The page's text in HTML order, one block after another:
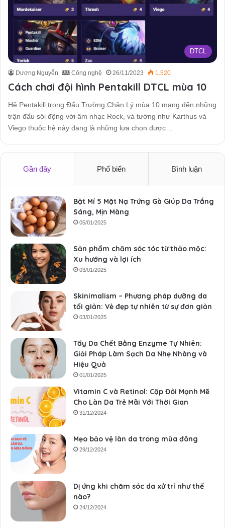
DTCL
Dương Nguyễn Công nghệ 26/11/2023 1.520
Cách chơi đội hình Pentakill DTCL mùa 10
Hệ Pentakill trong Đấu Trường Chân Lý mùa 10 mang đến những
trận đấu sôi động với âm nhạc Rock, và tướng như Karthus và
Viego thuộc hệ này đang là những lựa chọn được…
Gần đây Phổ biến Bình luận
Bật Mí 5 Mặt Nạ Trứng Gà Giúp Da Trắng
Sáng, Mịn Màng
05/01/2025
Sản phẩm chăm sóc tóc từ thảo mộc:
Xu hướng và lợi ích
03/01/2025
Skinimalism – Phương pháp dưỡng da
tối giản: Vẻ đẹp tự nhiên từ sự đơn giản
03/01/2025
Tẩy Da Chết Bằng Enzyme Tự Nhiên:
Giải Pháp Làm Sạch Da Nhẹ Nhàng và
Hiệu Quả
01/01/2025
Vitamin C và Retinol: Cặp Đôi Mạnh Mẽ
Cho Làn Da Trẻ Mãi Với Thời Gian
31/12/2024
Mẹo bảo vệ làn da trong mùa đông
29/12/2024
Dị ứng khi chăm sóc da xử trí như thế
nào?
24/12/2024